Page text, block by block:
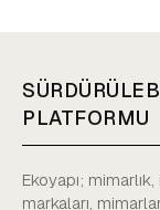
PLATFORMU
Ekoyapı;
markaları,